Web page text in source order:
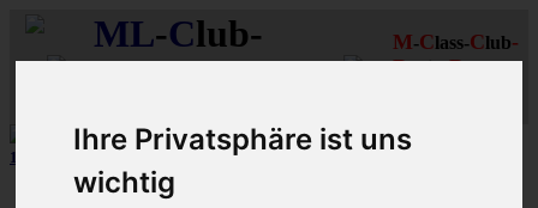
Ihre Privatsphäre ist uns
wichtig
ML-Club-
M-Class-Club-
Rhein-Ruhr
10 aus 15 unserer in gebauten MLCDler-M-Klassen
Schnellzugriff